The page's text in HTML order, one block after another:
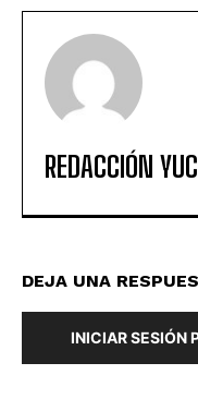
REDACCIÓN
DEJA UNA
INICIAR SESIÓN